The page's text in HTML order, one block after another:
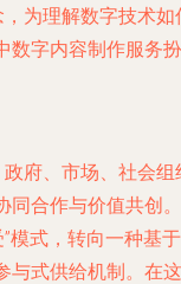
为理解数字技术如
数字内容制作服务扮
府、市场、社会组
同合作与价值共创。
模式，转向一种基于
与式供给机制。在这